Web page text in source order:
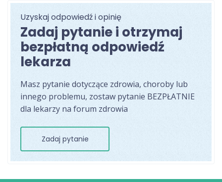
Uzyskaj odpowiedź i opinię
Zadaj pytanie i otrzymaj
bezpłatną odpowiedź
lekarza
Masz pytanie dotyczące zdrowia, choroby lub
innego problemu, zostaw pytanie BEZPŁATNIE
dla lekarzy na forum zdrowia
Zadaj pytanie